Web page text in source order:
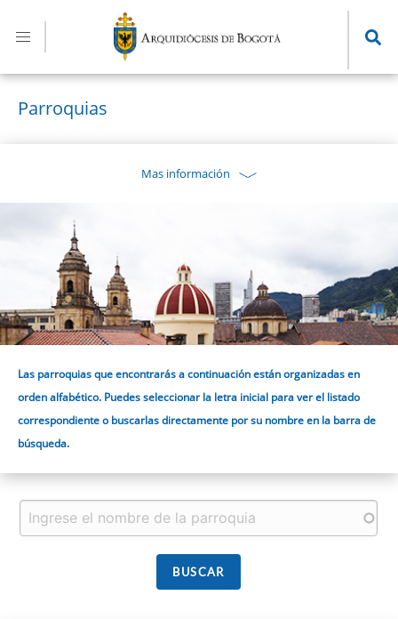
contenido
principal
Parroquias
Mas información
Las parroquias que encontrarás a continuación están organizadas en
orden alfabético. Puedes seleccionar la letra inicial para ver el listado
correspondiente o buscarlas directamente por su nombre en la barra de
búsqueda.